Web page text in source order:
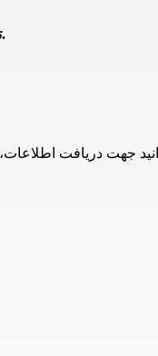
24تعمیر ارائه دهنده خدمات نصب و تعمیر محصولات ناوین در تهران با تعرفه نمایندگی می باشد.